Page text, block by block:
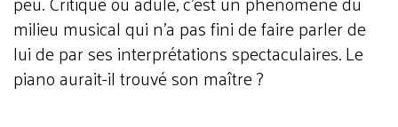
milieu musical qui n'a pas fini de faire parler de
lui de par ses interprétations spectaculaires. Le
piano aurait-il trouvé son maître ?